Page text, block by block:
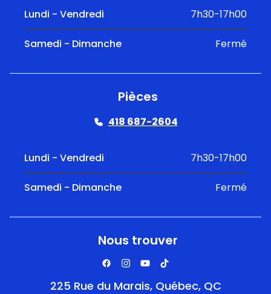
Lundi - Vendredi 7h30-17h00
Samedi - Dimanche Fermé
Pièces
418 687-2604
Lundi - Vendredi 7h30-17h00
Samedi - Dimanche Fermé
Nous trouver
225 Rue du Marais, Québec, QC